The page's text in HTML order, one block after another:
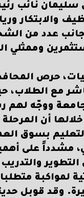
سليمان نائب
والابتكار
جانب عدد من
وممثلي
حرص
مع
ووجّه لهم
أن المرحلة
بسوق
مشدداً على
والتدريب
لمواكبة
وقد قوبل